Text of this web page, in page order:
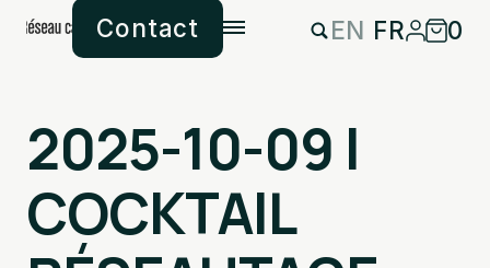
EN FR 0
Contact
2025-10-09 |
COCKTAIL